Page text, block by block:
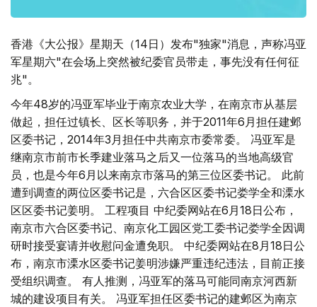
香港《大公报》星期天（14日）发布"独家"消息，声称冯亚
军星期六"在会场上突然被纪委官员带走，事先没有任何征
兆"。
今年48岁的冯亚军毕业于南京农业大学，在南京市从基层
做起，担任过镇长、区长等职务，并于2011年6月担任建邺
区委书记，2014年3月担任中共南京市委常委。 冯亚军是
继南京市前市长季建业落马之后又一位落马的当地高级官
员，也是今年6月以来南京市落马的第三位区委书记。 此前
遭到调查的两位区委书记是，六合区区委书记娄学全和溧水
区区委书记姜明。 工程项目 中纪委网站在6月18日公布，
南京市六合区委书记、南京化工园区党工委书记娄学全因调
研时接受宴请并收慰问金遭免职。 中纪委网站在8月18日公
布，南京市溧水区委书记姜明涉嫌严重违纪违法，目前正接
受组织调查。 有人推测，冯亚军的落马可能同南京河西新
城的建设项目有关。 冯亚军担任区委书记的建邺区为南京